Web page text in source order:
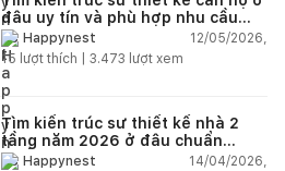
đâu uy tín và phù hợp nhu cầu
năm 2026?
Happynest
12/05/2026,
15 lượt thích | 3.473 lượt xem
Tìm kiến trúc sư thiết kế nhà 2
tầng năm 2026 ở đâu chuẩn
nhất?Happynest
14/04/2026,